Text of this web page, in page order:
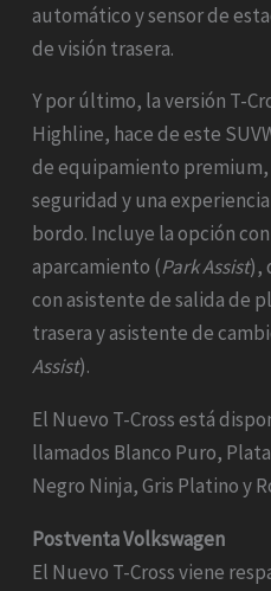
automático y sensor de
de visión trasera.
Y por último, la versión T-
Highline, hace de este
de equipamiento
seguridad y una
bordo. Incluye la opción
aparcamiento (Park Assist),
con asistente de salida de
trasera y asistente de
Assist).
El Nuevo T-Cross está
llamados Blanco Puro,
Negro Ninja, Gris Platino y
Postventa Volkswagen
El Nuevo T-Cross viene